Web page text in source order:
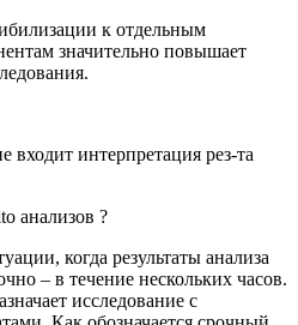
к отдельным
значительно повышает
входит интерпретация рез-та
анализов ?
когда результаты анализа
– в течение нескольких часов.
исследование с